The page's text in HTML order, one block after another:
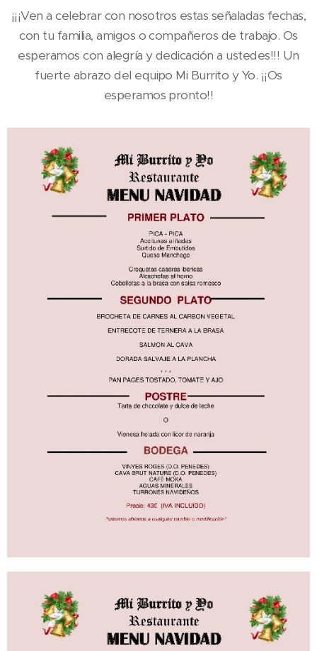
¡¡¡Ven a celebrar con nosotros estas señaladas fechas,
con tu familia, amigos o compañeros de trabajo. Os
esperamos con alegría y dedicación a ustedes!!! Un
fuerte abrazo del equipo Mi Burrito y Yo. ¡¡Os
esperamos pronto!!